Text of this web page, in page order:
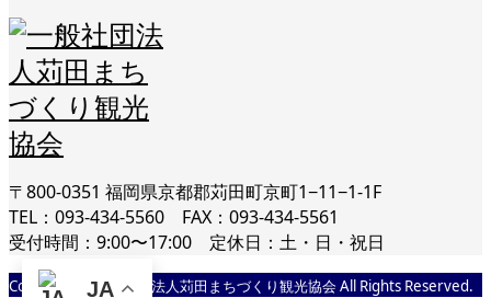
〒800-0351 福岡県京都郡苅田町京町1−11−1-1F
TEL：093-434-5560 FAX：093-434-5561
受付時間：9:00〜17:00 定休日：土・日・祝日
Copyright © 一般社団法人苅田まちづくり観光協会 All Rights Reserved.
JA